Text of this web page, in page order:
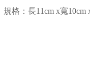
規格：長11cm x寬10cm